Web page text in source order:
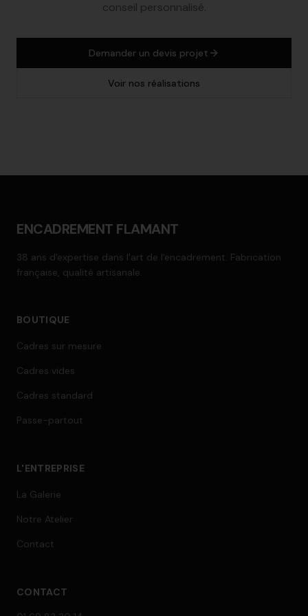
conseil personnalisé.
Demander un devis projet
Voir nos réalisations
ENCADREMENT FLAMANT
38 ans d'expertise dans l'art de l'encadrement. Fabrication
française, qualité artisanale.
BOUTIQUE
Cadres sur mesure
Cadres vides
Cadres standard
Passe-partout
L'ENTREPRISE
La Galerie
Notre Atelier
Contact
CONTACT